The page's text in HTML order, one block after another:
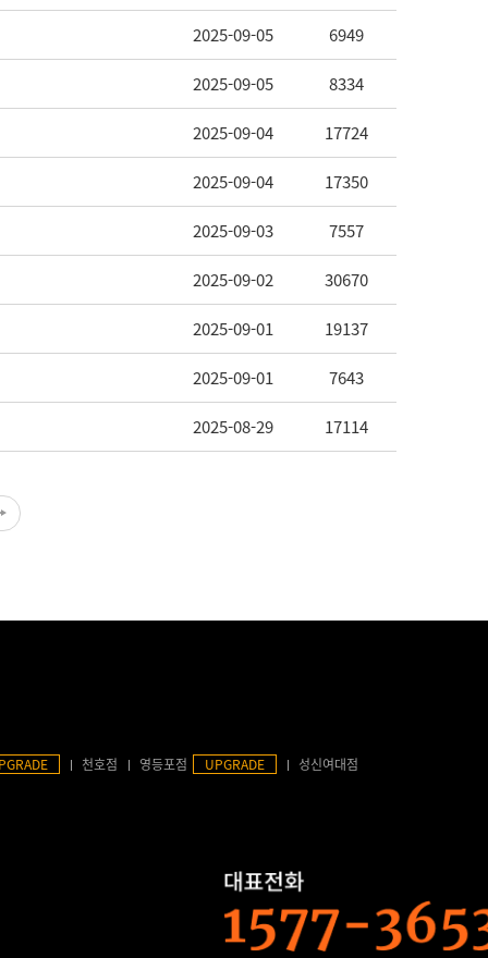
2025-09-05 6949
2025-09-05 8334
2025-09-04 17724
2025-09-04 17350
2025-09-03 7557
2025-09-02 30670
2025-09-01 19137
2025-09-01 7643
2025-08-29 17114
천호점 영등포점 UPGRADE 성신여대점